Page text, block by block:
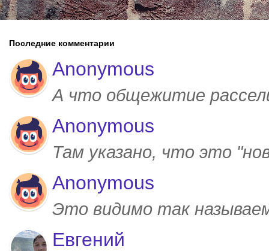
Последние комментарии
Anonymous
А что общежитие
Anonymous
Там указано, что это
Anonymous
Это видимо так
Евгений